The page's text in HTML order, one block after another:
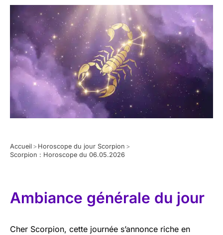
Accueil > Horoscope du jour Scorpion >
Scorpion : Horoscope du 06.05.2026
Ambiance générale du jour
Cher Scorpion, cette journée s’annonce riche en